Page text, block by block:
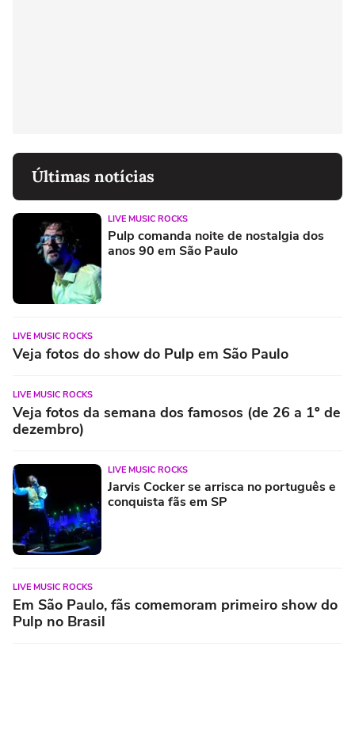
Últimas notícias
LIVE MUSIC ROCKS
Pulp comanda noite de nostalgia dos
anos 90 em São Paulo
LIVE MUSIC ROCKS
Veja fotos do show do Pulp em São Paulo
LIVE MUSIC ROCKS
Veja fotos da semana dos famosos (de 26 a 1º de
dezembro)
LIVE MUSIC ROCKS
Jarvis Cocker se arrisca no português e
conquista fãs em SP
LIVE MUSIC ROCKS
Em São Paulo, fãs comemoram primeiro show do
Pulp no Brasil